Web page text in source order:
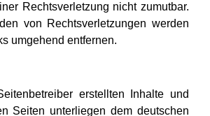
Rechtsverletzung nicht zumutbar.
von Rechtsverletzungen werden
umgehend entfernen.
erstellten Inhalte und
Seiten unterliegen dem deutschen